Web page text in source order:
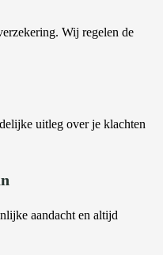
Wij regelen de
uitleg over je klachten
aandacht en altijd